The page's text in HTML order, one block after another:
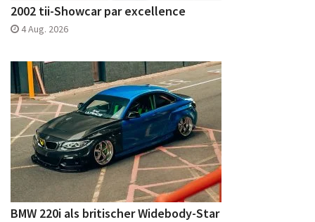
2002 tii-Showcar par excellence
4 Aug. 2026
BMW 220i als britischer Widebody-Star